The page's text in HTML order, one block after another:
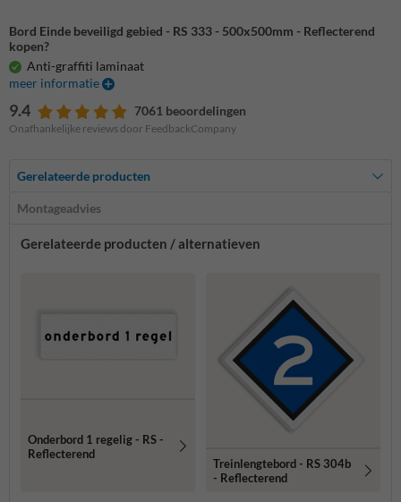
Bord Einde beveiligd gebied - RS 333 - 500x500mm - Reflecterend
kopen?
Anti-graffiti laminaat
meer informatie
9.4 7061 beoordelingen
Onafhankelijke reviews door FeedbackCompany
Gerelateerde producten
Montageadvies
Gerelateerde producten / alternatieven
Onderbord 1 regelig - RS -
Reflecterend
Treinlengtebord - RS 304b
- Reflecterend